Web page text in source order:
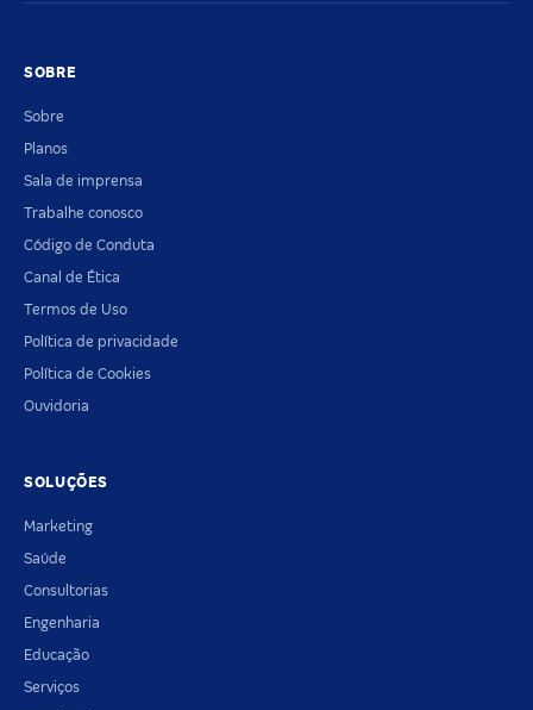
SOBRE
Sobre
Planos
Sala de imprensa
Trabalhe conosco
Código de Conduta
Canal de Ética
Termos de Uso
Política de privacidade
Política de Cookies
Ouvidoria
SOLUÇÕES
Marketing
Saúde
Consultorias
Engenharia
Educação
Serviços